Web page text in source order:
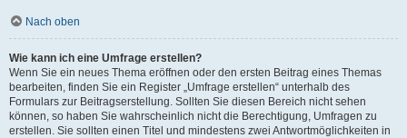
Nach oben
Wie kann ich eine Umfrage erstellen?
Wenn Sie ein neues Thema eröffnen oder den ersten Beitrag eines Themas
bearbeiten, finden Sie ein Register „Umfrage erstellen“ unterhalb des
Formulars zur Beitragserstellung. Sollten Sie diesen Bereich nicht sehen
können, so haben Sie wahrscheinlich nicht die Berechtigung, Umfragen zu
erstellen. Sie sollten einen Titel und mindestens zwei Antwortmöglichkeiten in